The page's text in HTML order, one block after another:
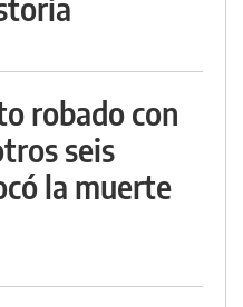
robado con
seis
la muerte